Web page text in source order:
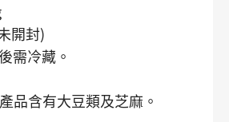
開封)
需冷藏。
品含有大豆類及芝麻。